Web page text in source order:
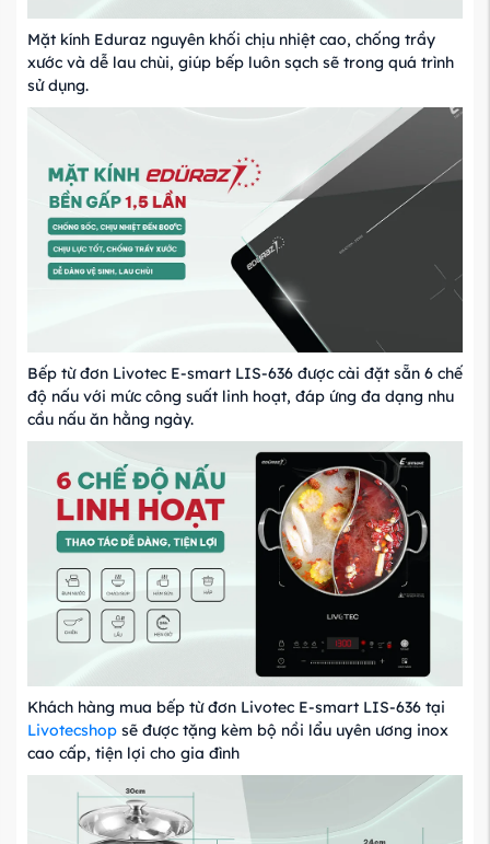
Mặt kính Eduraz nguyên khối chịu nhiệt cao, chống trầy
xước và dễ lau chùi, giúp bếp luôn sạch sẽ trong quá trình
sử dụng.
Bếp từ đơn Livotec E-smart LIS-636 được cài đặt sẵn 6 chế
độ nấu với mức công suất linh hoạt, đáp ứng đa dạng nhu
cầu nấu ăn hằng ngày.
Khách hàng mua bếp từ đơn Livotec E-smart LIS-636 tại
Livotecshop sẽ được tặng kèm bộ nồi lẩu uyên ương inox
cao cấp, tiện lợi cho gia đình